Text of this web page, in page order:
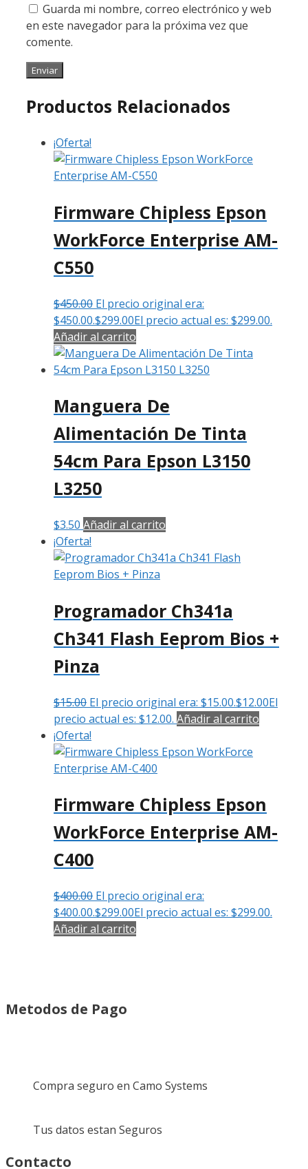
Guarda mi nombre, correo electrónico y web
en este navegador para la próxima vez que
comente.
Productos Relacionados
¡Oferta!
Firmware Chipless Epson
WorkForce Enterprise AM-
C550
$450.00 El precio original era:
$450.00.$299.00El precio actual es: $299.00.
Añadir al carrito
Manguera De
Alimentación De Tinta
54cm Para Epson L3150
L3250
$3.50 Añadir al carrito
¡Oferta!
Programador Ch341a
Ch341 Flash Eeprom Bios +
Pinza
$15.00 El precio original era: $15.00.$12.00El
precio actual es: $12.00. Añadir al carrito
¡Oferta!
Firmware Chipless Epson
WorkForce Enterprise AM-
C400
$400.00 El precio original era:
$400.00.$299.00El precio actual es: $299.00.
Añadir al carrito
Metodos de Pago
Compra seguro en Camo Systems
Tus datos estan Seguros
Contacto